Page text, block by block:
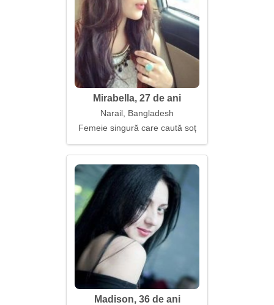
Mirabella, 27 de ani
Narail, Bangladesh
Femeie singură care caută soț
Madison, 36 de ani